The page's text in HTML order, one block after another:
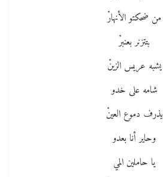
من ضحكتو الأنهارْ
بتتزنر بعنبرْ
يشبه عريس الزينْ
شامه على خدو
يذرف دموع العينْ
وحاير أنا بعدو
يا حاملين المي